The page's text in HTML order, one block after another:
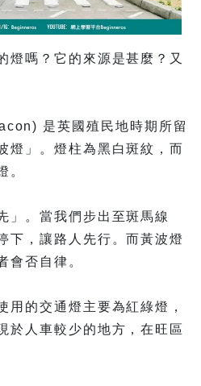
燈嗎？它的來源是甚麼？又
是英國殖民地時期所留
燈」。燈柱為黑白斑紋，而
。
」。當我們步出至斑馬線
下，讓路人先行。而黃波燈
會否自律。
用的交通燈主要為紅綠燈，
於人車較少的地方，在旺區